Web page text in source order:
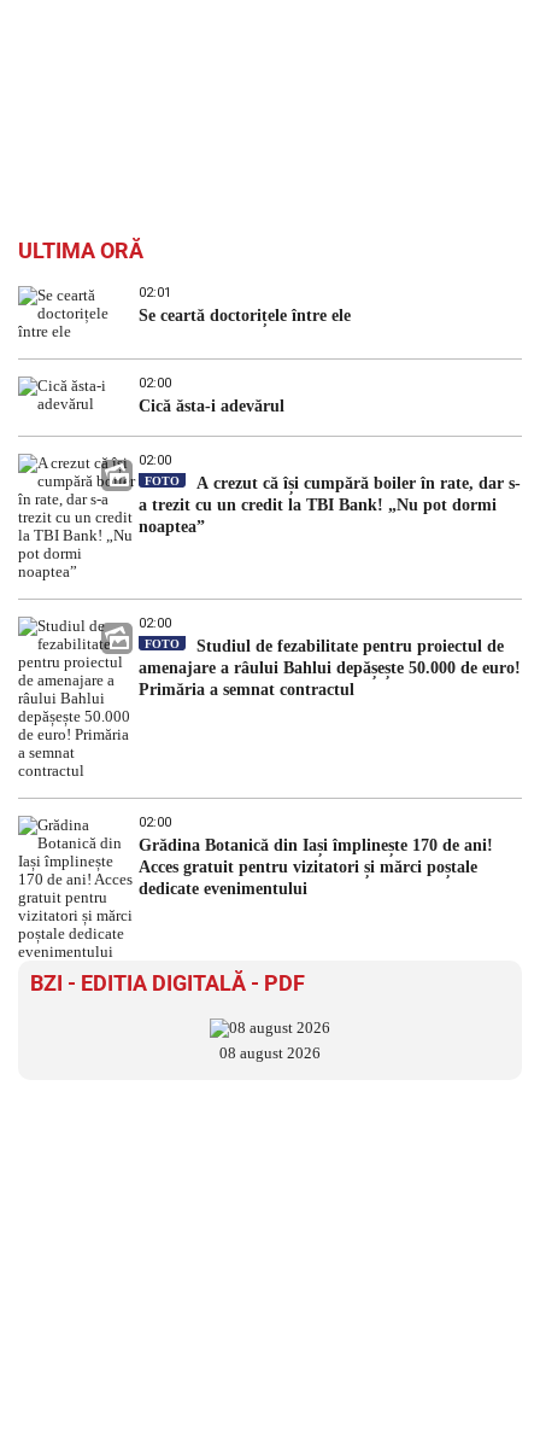
ULTIMA ORĂ
02:01
Se ceartă doctorițele între ele
02:00
Cică ăsta-i adevărul
02:00
FOTO
A crezut că își cumpără boiler în rate, dar s-
a trezit cu un credit la TBI Bank! „Nu pot dormi
noaptea”
02:00
FOTO
Studiul de fezabilitate pentru proiectul de
amenajare a râului Bahlui depășește 50.000 de euro!
Primăria a semnat contractul
02:00
Grădina Botanică din Iași împlinește 170 de ani!
Acces gratuit pentru vizitatori și mărci poștale
dedicate evenimentului
BZI - EDITIA DIGITALĂ - PDF
08 august 2026